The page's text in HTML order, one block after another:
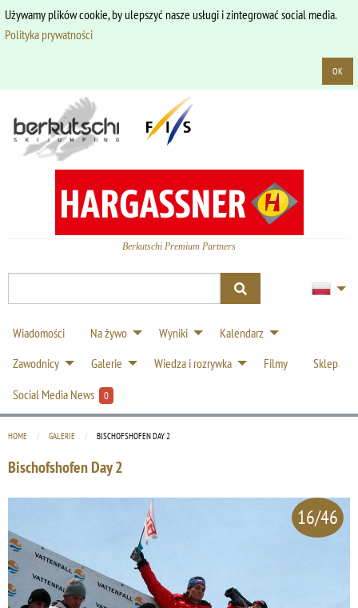
Używamy plików cookie, by ulepszyć nasze usługi i zintegrować social media.
Polityka prywatności
OK
Berkutschi Premium Partners
Wiadomości Na żywo Wyniki
Kalendarz
Zawodnicy
Galerie Wiedza i rozrywka Filmy
Sklep
Social Media News
0
HOME GALERIE CURRENT:
BISCHOFSHOFEN DAY 2
Bischofshofen Day 2
16/46